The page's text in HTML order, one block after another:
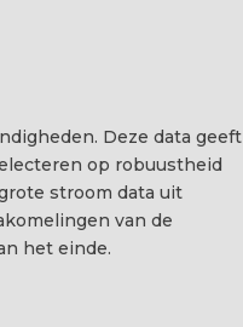
Deze data geeft
op robuustheid
stroom data uit
van de
het einde.